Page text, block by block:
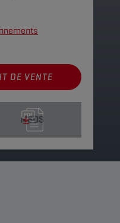
DE VENTE
MSDS